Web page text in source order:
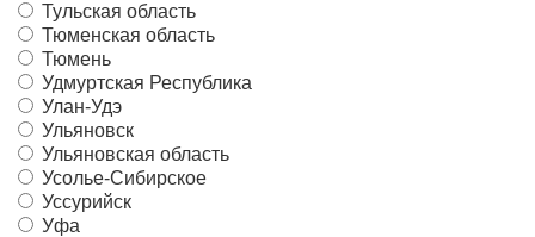
Тульская область
Тюменская область
Тюмень
Удмуртская Республика
Улан-Удэ
Ульяновск
Ульяновская область
Усолье-Сибирское
Уссурийск
Уфа